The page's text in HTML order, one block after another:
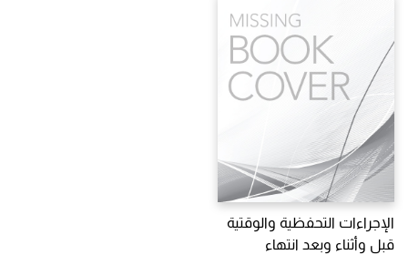
الإجراءات التحفظية والوقتية
قبل وأثناء وبعد انتهاء